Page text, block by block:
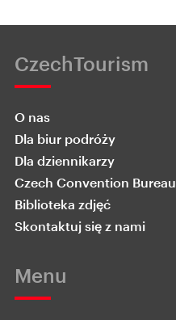
CzechTourism
O nas
Dla biur podróży
Dla dziennikarzy
Czech Convention Bureau
Biblioteka zdjęć
Skontaktuj się z nami
Menu